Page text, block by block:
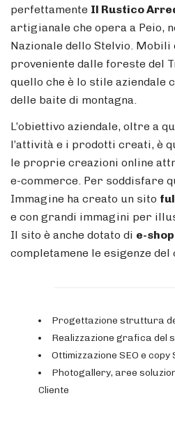
perfettamente Il Rustico
artigianale che opera a Peio,
Nazionale dello Stelvio.
proveniente dalle foreste del
quello che è lo stile aziendale
delle baite di montagna.
L’obiettivo aziendale, oltre a
l’attività e i prodotti creati, è
le proprie creazioni online
e-commerce. Per soddisfare
Immagine ha creato un sito
e con grandi immagini per
Il sito è anche dotato di e-shop
completamene le esigenze del
Progettazione struttura
Realizzazione grafica del
Ottimizzazione SEO e copy
Photogallery, aree
Cliente